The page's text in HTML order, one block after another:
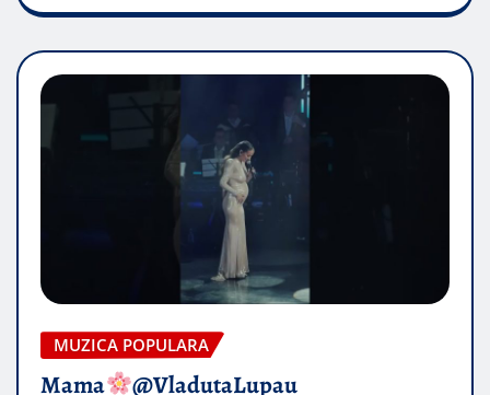
MUZICA POPULARA
Mama @VladutaLupau